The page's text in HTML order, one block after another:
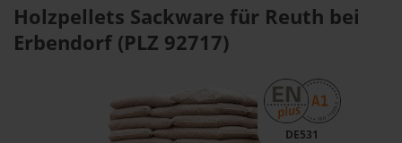
Holzpellets Sackware für Reuth bei
Erbendorf (PLZ 92717)
DE531